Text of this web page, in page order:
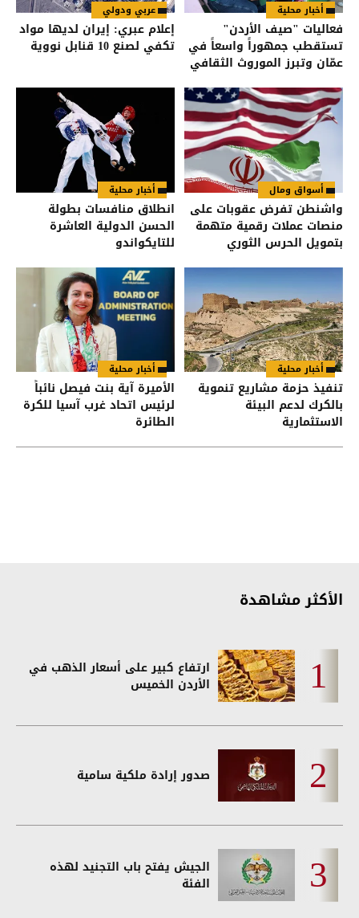
أخبار محلية
فعاليات "صيف الأردن"
تستقطب جمهوراً واسعاً في
عمّان وتبرز الموروث الثقافي
عربي ودولي
إعلام عبري: إيران لديها مواد
تكفي لصنع 10 قنابل نووية
أسواق ومال
واشنطن تفرض عقوبات على
منصات عملات رقمية متهمة
بتمويل الحرس الثوري
أخبار محلية
انطلاق منافسات بطولة
الحسن الدولية العاشرة
للتايكواندو
أخبار محلية
تنفيذ حزمة مشاريع تنموية
بالكرك لدعم البيئة
الاستثمارية
أخبار محلية
الأميرة آية بنت فيصل نائباً
لرئيس اتحاد غرب آسيا للكرة
الطائرة
الأكثر مشاهدة
ارتفاع كبير على أسعار الذهب في
الأردن الخميس
صدور إرادة ملكية سامية
الجيش يفتح باب التجنيد لهذه
الفئة